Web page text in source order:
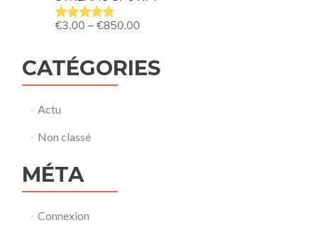
CATÉGORIES
Actu
Non classé
MÉTA
Connexion